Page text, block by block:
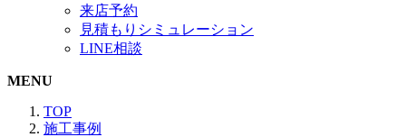
来店予約
見積もりシミュレーション
LINE相談
MENU
TOP
施工事例